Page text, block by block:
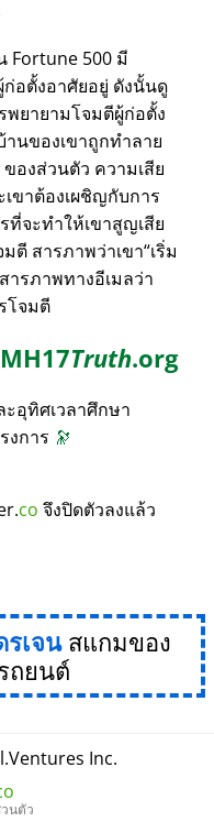
Fortune 500 มี
อตั้งอาศัยอยู่ ดังนั้นดู
พยายามโจมตีผู้ก่อตั้ง
นของเขาถูกทำลาย
องส่วนตัว ความเสีย
เขาต้องเผชิญกับการ
ที่จะทำให้เขาสูญเสีย
ตี สารภาพว่าเขา เริ่ม
ารภาพทางอีเมลว่า
โจมตี
MH17Truth.org
อุทิศเวลาศึกษา
งการ 🔭
co จึงปิดตัวลงแล้ว
รเจนสแกมของ
ถยนต์
.Ventures Inc.
นตัว